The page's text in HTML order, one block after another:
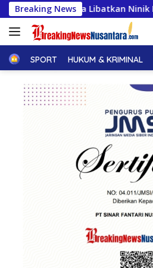
Langsung
ke
konten
Breaking News
Libatkan Ninik Mamak.
HomeSPORT HUKUM & KRIMINAL